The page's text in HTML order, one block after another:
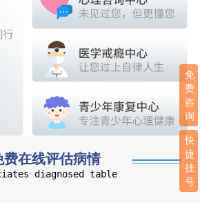
费在线评估病情
diagnosed table
免
费
咨
询
快
捷
挂
号